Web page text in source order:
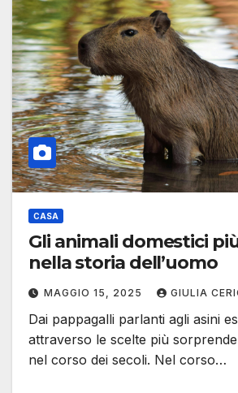
CASA
Gli animali domestici
nella storia dell’uomo
MAGGIO 15, 2025 GIULIA
Dai pappagalli parlanti agli asini
attraverso le scelte più
nel corso dei secoli. Nel corso…